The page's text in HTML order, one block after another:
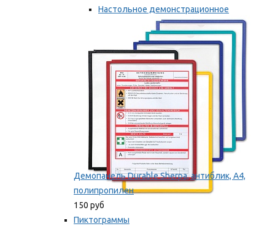
Настольное демонстрационное
оборудование
Мы рекомендуем
Демопанель Durable Sherpa, антиблик, А4,
полипропилен
150 руб
Пиктограммы